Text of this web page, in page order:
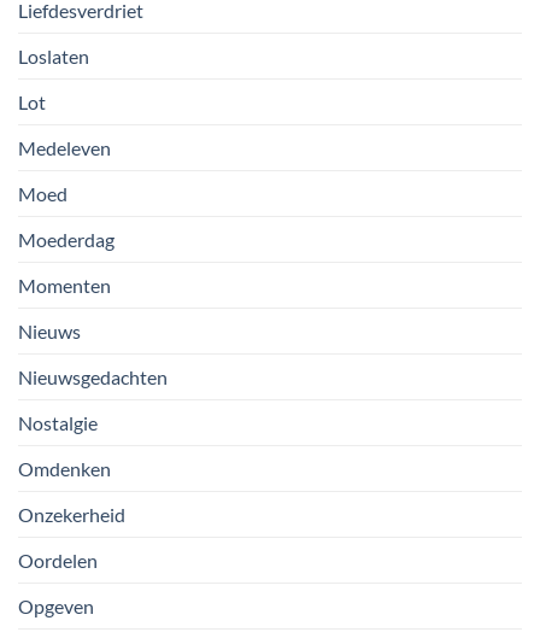
Liefdesverdriet
Loslaten
Lot
Medeleven
Moed
Moederdag
Momenten
Nieuws
Nieuwsgedachten
Nostalgie
Omdenken
Onzekerheid
Oordelen
Opgeven